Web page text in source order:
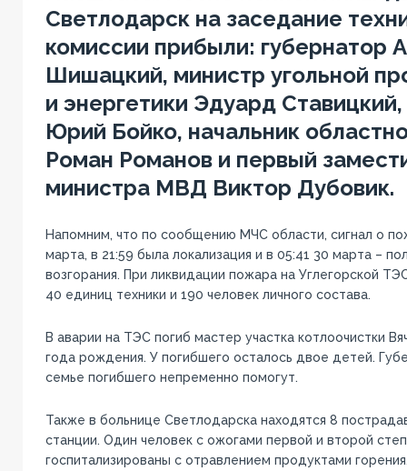
Светлодарск на заседание
комиссии прибыли: губернатор
Шишацкий, министр угольной
и энергетики Эдуард
Юрий Бойко, начальник
Роман Романов и первый
министра МВД Виктор Дубовик.
Напомним, что по сообщению МЧС области, сигнал о
марта, в 21:59 была локализация и в 05:41 30 марта –
возгорания. При ликвидации пожара на Углегорской
40 единиц техники и 190 человек личного состава.
В аварии на ТЭС погиб мастер участка котлоочистки
года рождения. У погибшего осталось двое детей.
семье погибшего непременно помогут.
Также в больнице Светлодарска находятся 8
станции. Один человек с ожогами первой и второй
госпитализированы с отравлением продуктами